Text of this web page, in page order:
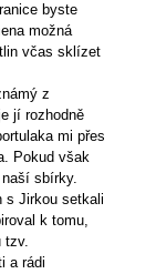
byste
možná
včas sklízet
z
jí rozhodně
mi přes
Pokud však
sbírky.
s Jirkou setkali
k tomu,
tzv.
a rádi